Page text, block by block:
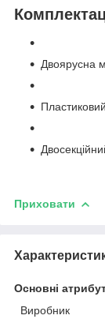
Двоярусна
Приховати
Основні
Виробник